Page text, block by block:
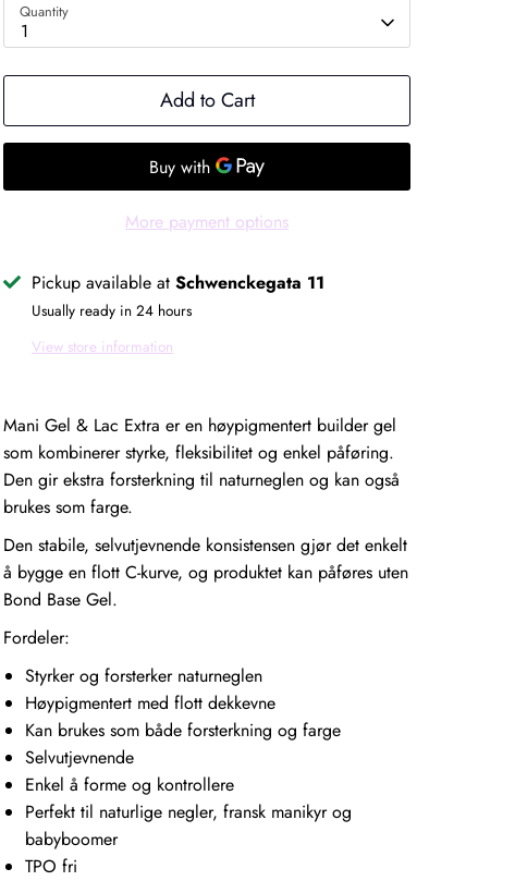
Quantity
1
Add to Cart
More payment options
Pickup available at Schwenckegata 11
Usually ready in 24 hours
View store information
Mani Gel & Lac Extra er en høypigmentert builder gel
som kombinerer styrke, fleksibilitet og enkel påføring.
Den gir ekstra forsterkning til naturneglen og kan også
brukes som farge.
Den stabile, selvutjevnende konsistensen gjør det enkelt
å bygge en flott C-kurve, og produktet kan påføres uten
Bond Base Gel.
Fordeler:
Styrker og forsterker naturneglen
Høypigmentert med flott dekkevne
Kan brukes som både forsterkning og farge
Selvutjevnende
Enkel å forme og kontrollere
Perfekt til naturlige negler, fransk manikyr og
babyboomer
TPO fri